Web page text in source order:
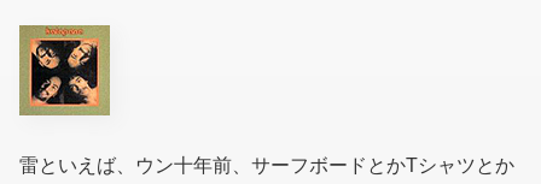
雷といえば、ウン十年前、サーフボードとかTシャツとか